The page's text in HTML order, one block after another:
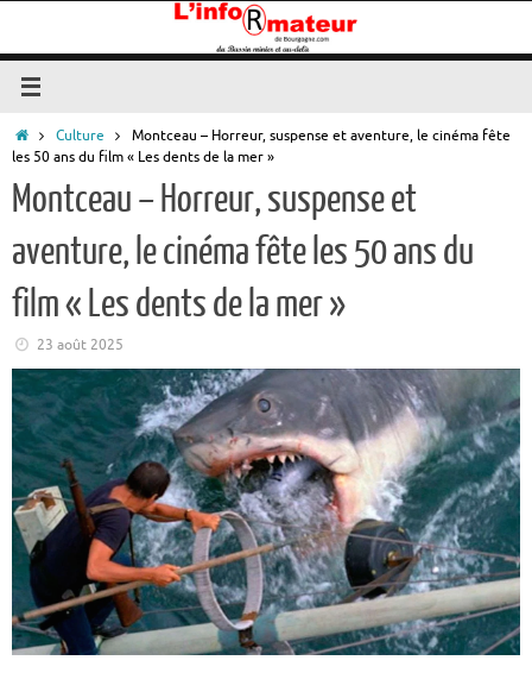
contenu
Accueil
Culture
Montceau – Horreur, suspense et aventure, le cinéma fête
les 50 ans du film « Les dents de la mer »
Montceau – Horreur, suspense et
aventure, le cinéma fête les 50 ans du
film « Les dents de la mer »
23 août 2025